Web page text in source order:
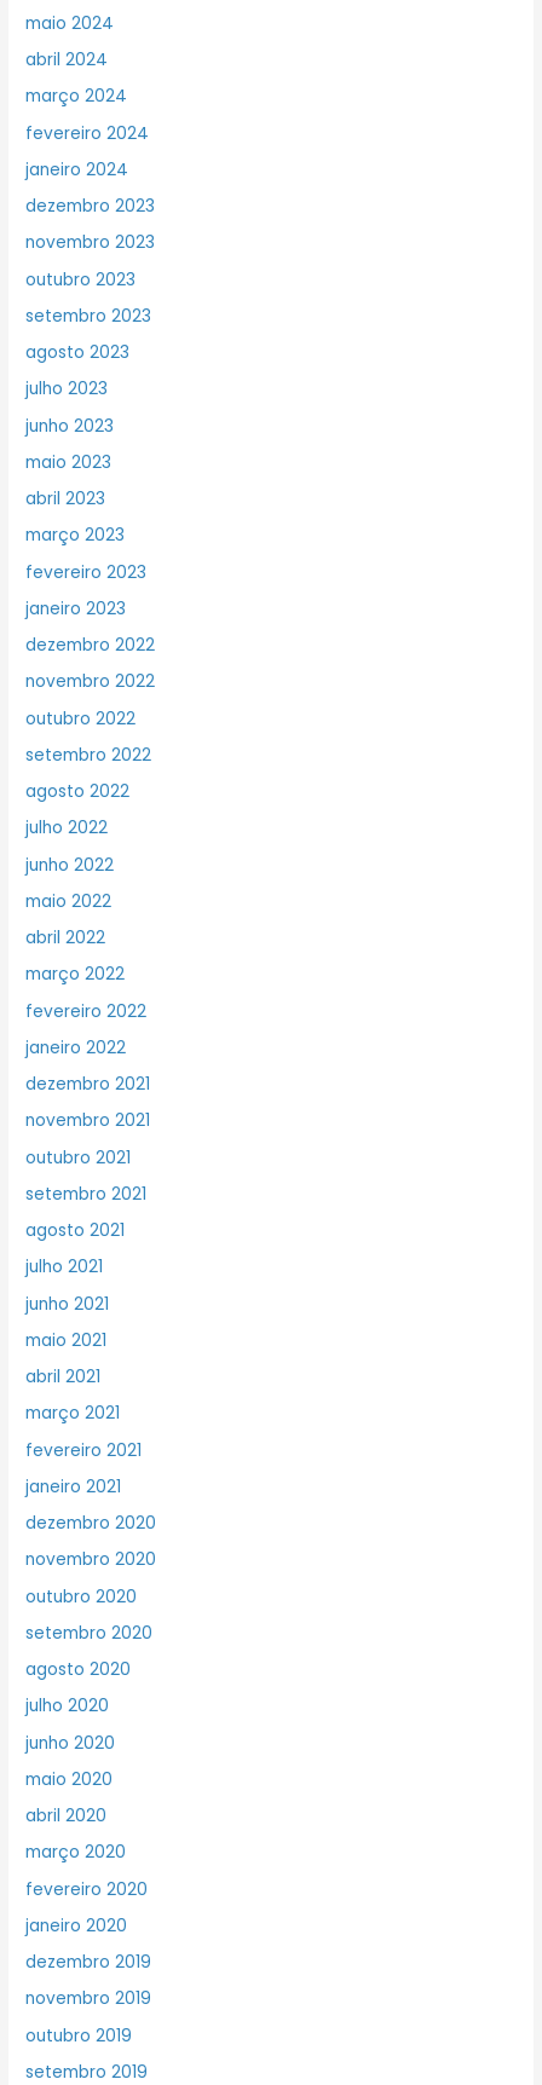
maio 2024
abril 2024
março 2024
fevereiro 2024
janeiro 2024
dezembro 2023
novembro 2023
outubro 2023
setembro 2023
agosto 2023
julho 2023
junho 2023
maio 2023
abril 2023
março 2023
fevereiro 2023
janeiro 2023
dezembro 2022
novembro 2022
outubro 2022
setembro 2022
agosto 2022
julho 2022
junho 2022
maio 2022
abril 2022
março 2022
fevereiro 2022
janeiro 2022
dezembro 2021
novembro 2021
outubro 2021
setembro 2021
agosto 2021
julho 2021
junho 2021
maio 2021
abril 2021
março 2021
fevereiro 2021
janeiro 2021
dezembro 2020
novembro 2020
outubro 2020
setembro 2020
agosto 2020
julho 2020
junho 2020
maio 2020
abril 2020
março 2020
fevereiro 2020
janeiro 2020
dezembro 2019
novembro 2019
outubro 2019
setembro 2019